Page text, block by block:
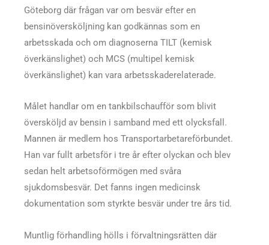
Göteborg där frågan var om besvär efter en
bensinöversköljning kan godkännas som en
arbetsskada och om diagnoserna TILT (kemisk
överkänslighet) och MCS (multipel kemisk
överkänslighet) kan vara arbetsskaderelaterade.
Målet handlar om en tankbilschaufför som blivit
översköljd av bensin i samband med ett olycksfall.
Mannen är medlem hos Transportarbetareförbundet.
Han var fullt arbetsför i tre år efter olyckan och blev
sedan helt arbetsoförmögen med svåra
sjukdomsbesvär. Det fanns ingen medicinsk
dokumentation som styrkte besvär under tre års tid.
Muntlig förhandling hölls i förvaltningsrätten där